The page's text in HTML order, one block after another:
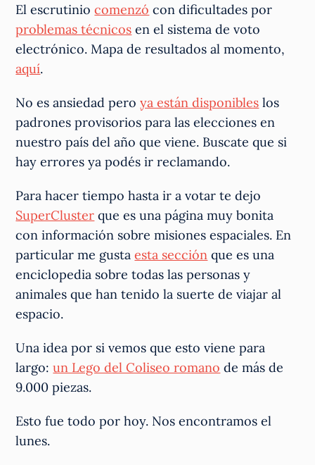
El escrutiniocomenzó con dificultades por
problemas técnicos en el sistema de voto
electrónico. Mapa de resultados al momento,
aquí.
No es ansiedad peroya están disponibles los
padrones provisorios para las elecciones en
nuestro país del año que viene. Buscate que si
hay errores ya podés ir reclamando.
Para hacer tiempo hasta ir a votar te dejo
SuperCluster que es una página muy bonita
con información sobre misiones espaciales. En
particular me gustaesta sección que es una
enciclopedia sobre todas las personas y
animales que han tenido la suerte de viajar al
espacio.
Una idea por si vemos que esto viene para
largo:un Lego del Coliseo romano de más de
9.000 piezas.
Esto fue todo por hoy. Nos encontramos el
lunes.